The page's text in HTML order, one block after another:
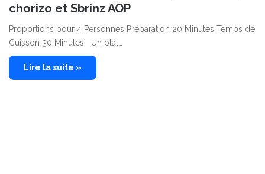
chorizo et Sbrinz AOP
Proportions pour 4 Personnes Préparation 20 Minutes Temps de
Cuisson 30 Minutes Un plat…
Lire la suite »